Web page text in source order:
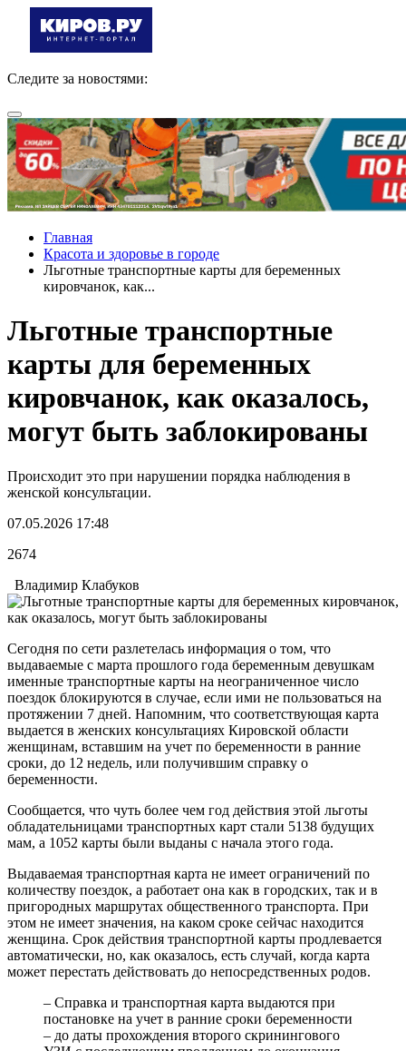
Следите за новостями:
Главная
Красота и здоровье в городе
Льготные транспортные карты для беременных
кировчанок, как...
Льготные транспортные
карты для беременных
кировчанок, как оказалось,
могут быть заблокированы
Происходит это при нарушении порядка наблюдения в
женской консультации.
07.05.2026 17:48
2674
Владимир Клабуков
Сегодня по сети разлетелась информация о том, что
выдаваемые с марта прошлого года беременным девушкам
именные транспортные карты на неограниченное число
поездок блокируются в случае, если ими не пользоваться на
протяжении 7 дней. Напомним, что соответствующая карта
выдается в женских консультациях Кировской области
женщинам, вставшим на учет по беременности в ранние
сроки, до 12 недель, или получившим справку о
беременности.
Сообщается, что чуть более чем год действия этой льготы
обладательницами транспортных карт стали 5138 будущих
мам, а 1052 карты были выданы с начала этого года.
Выдаваемая транспортная карта не имеет ограничений по
количеству поездок, а работает она как в городских, так и в
пригородных маршрутах общественного транспорта. При
этом не имеет значения, на каком сроке сейчас находится
женщина. Срок действия транспортной карты продлевается
автоматически, но, как оказалось, есть случай, когда карта
может перестать действовать до непосредственных родов.
– Справка и транспортная карта выдаются при
постановке на учет в ранние сроки беременности
– до даты прохождения второго скринингового